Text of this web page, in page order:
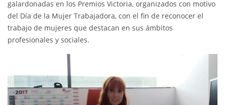
galardonadas en los Premios Victoria, organizados con motivo
del Día de la Mujer Trabajadora, con el fin de reconocer el
trabajo de mujeres que destacan en sus ámbitos
profesionales y sociales.